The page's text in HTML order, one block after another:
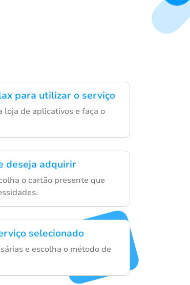
para utilizar o serviço
loja de aplicativos e faça o
deseja adquirir
o cartão presente que
selecionado
e escolha o método de